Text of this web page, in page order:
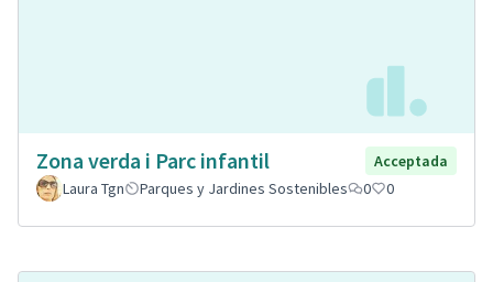
Zona verda i Parc infantil
Acceptada
Laura Tgn
Parques y Jardines Sostenibles 0 0